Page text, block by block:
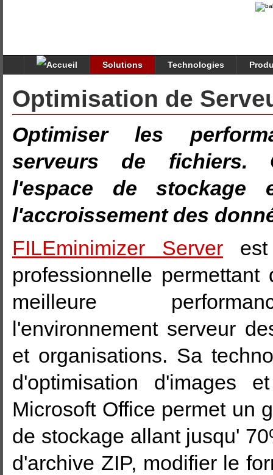
Solutions Technologies
Optimisation de
Optimiser les
serveurs de fichiers.
l'espace de stockage
l'accroissement des
FILEminimizer Server
professionnelle permettant
meilleure
l'environnement serveur
et organisations. Sa
d'optimisation d'images
Microsoft Office permet un
de stockage allant jusqu'
d'archive ZIP, modifier le